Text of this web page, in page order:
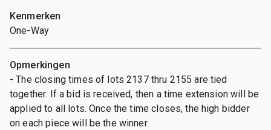
Kenmerken
One-Way
Opmerkingen
- The closing times of lots 2137 thru 2155 are tied
together. If a bid is received, then a time extension will be
applied to all lots. Once the time closes, the high bidder
on each piece will be the winner.